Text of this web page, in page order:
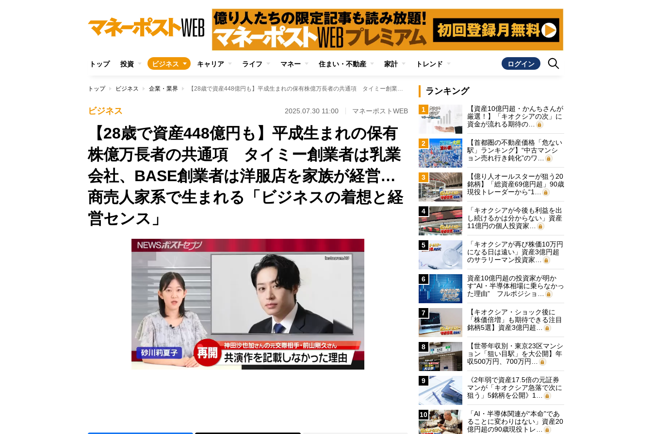
トップ 投資 ビジネス キャリア ライフ マネー 住まい・不動産 家計 トレンド ログイン
トップ ビジネス 企業・業界 【28歳で資産448億円も】平成生まれの保有株億万長者の共通項 タイミー創業者は乳業会社、BASE創業者は洋服店を家族が経営…商売人家系で生まれる「ビジネスの着想と経営センス」
ビジネス 2025.07.30 11:00 マネーポストWEB
【28歳で資産448億円も】平成生まれの保有
株億万長者の共通項 タイミー創業者は乳業
会社、BASE創業者は洋服店を家族が経営…
商売人家系で生まれる「ビジネスの着想と経
営センス」
ランキング
1
【資産10億円超・かんちさんが
厳選！】「キオクシアの次」に
資金が流れる期待の…
2
【首都圏の不動産価格「危ない
駅」ランキング】“中古マンシ
ョン売れ行き鈍化”のワ…
3
【億り人オールスターが狙う20
銘柄】「総資産69億円超」90歳
現役トレーダーから“1…
4
「キオクシアが今後も利益を出
し続けるかは分からない」資産
11億円の個人投資家…
5
「キオクシアが再び株価10万円
になる日は遠い」資産3億円超
のサラリーマン投資家…
6
資産10億円超の投資家が明か
す“AI・半導体相場に乗らなかっ
た理由” フルポジショ…
7
【キオクシア・ショック後に
「株価倍増」も期待できる注目
銘柄5選】資産3億円超…
8
【世帯年収別・東京23区マンシ
ョン「狙い目駅」を大公開】年
収500万円、700万円…
9
《2年弱で資産17.5倍の元証券
マンが「キオクシア急落で次に
狙う」5銘柄を公開》1…
10
「AI・半導体関連が“本命”であ
ることに変わりはない」資産20
億円超の90歳現役トレ…